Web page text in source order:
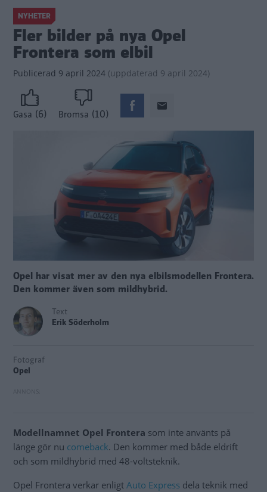
NYHETER
Fler bilder på nya Opel
Frontera som elbil
Publicerad 9 april 2024 (uppdaterad 9 april 2024)
Gasa (6) Bromsa (10)
Opel har visat mer av den nya elbilsmodellen Frontera.
Den kommer även som mildhybrid.
Text
Erik Söderholm
Fotograf
Opel
Modellnamnet Opel Frontera som inte använts på
länge gör nu comeback. Den kommer med både eldrift
och som mildhybrid med 48-voltsteknik.
Opel Frontera verkar enligt Auto Express dela teknik med